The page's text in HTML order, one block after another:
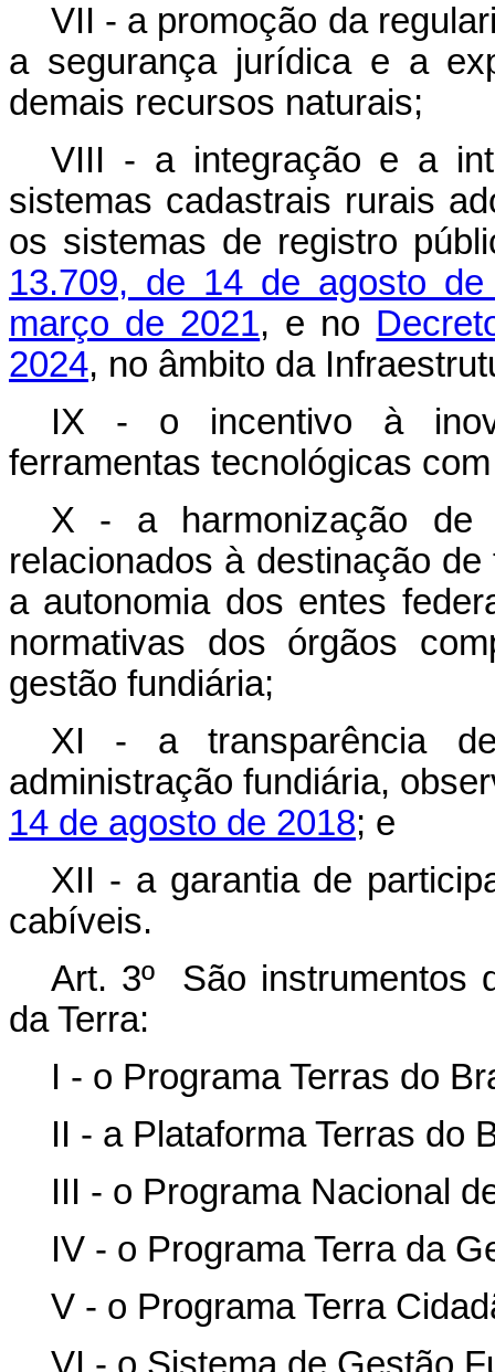
VII - a promoção da
a segurança jurídica e a
demais recursos naturais;
VIII - a integração e a
sistemas cadastrais rurais
os sistemas de registro
13.709, de 14 de agosto de
março de 2021, e no
2024, no âmbito da
IX - o incentivo à
ferramentas tecnológicas
X - a harmonização de
relacionados à destinação
a autonomia dos entes
normativas dos órgãos
gestão fundiária;
XI - a transparência
administração fundiária,
14 de agosto de 2018; e
XII - a garantia de
cabíveis.
Art. 3º São instrumentos
da Terra:
I - o Programa Terras do
II - a Plataforma Terras do
III - o Programa Nacional
IV - o Programa Terra da
V - o Programa Terra